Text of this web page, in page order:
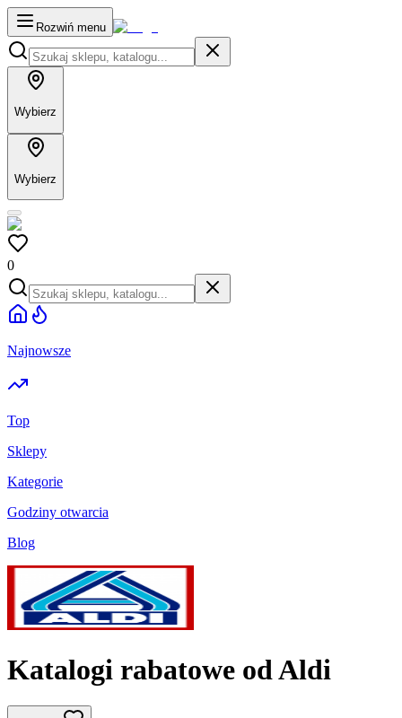
Rozwiń menu
Wybierz
Wybierz
0
Najnowsze
Top
Sklepy
Kategorie
Godziny otwarcia
Blog
Katalogi rabatowe od Aldi